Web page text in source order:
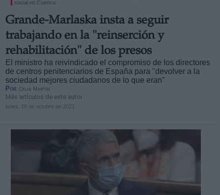
social en Cuenca.
Grande-Marlaska insta a seguir
trabajando en la "reinserción y
rehabilitación" de los presos
El ministro ha reivindicado el compromiso de los directores
de centros penitenciarios de España para "devolver a la
sociedad mejores ciudadanos de lo que eran"
Por Celia Martín
Más artículos de este autor
lunes, 18 de octubre de 2021